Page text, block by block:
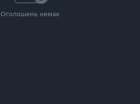
Оголошень немає